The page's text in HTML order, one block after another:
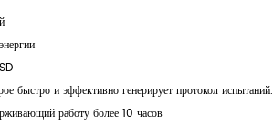
быстро и эффективно генерирует протокол испытаний.
работу более 10 часов